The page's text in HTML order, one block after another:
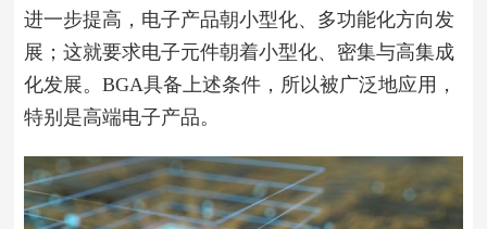
进一步提高，电子产品朝小型化、多功能化方向发
展；这就要求电子元件朝着小型化、密集与高集成
化发展。BGA具备上述条件，所以被广泛地应用，
特别是高端电子产品。